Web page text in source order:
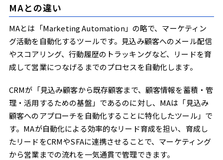
MAとの違い
MAとは「Marketing Automation」の略で、マーケティン
グ活動を自動化するツールです。見込み顧客へのメール配信
やスコアリング、行動履歴のトラッキングなど、リードを育
成して営業につなげるまでのプロセスを自動化します。
CRMが「見込み顧客から既存顧客まで、顧客情報を蓄積・管
理・活用するための基盤」であるのに対し、MAは「見込み
顧客へのアプローチを自動化することに特化したツール」で
す。MAが自動化による効率的なリード育成を担い、育成し
たリードをCRMやSFAに連携させることで、マーケティング
から営業までの流れを一気通貫で管理できます。